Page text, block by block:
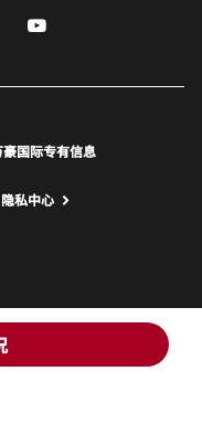
LinkedIn
国际专有信息
隐私中心